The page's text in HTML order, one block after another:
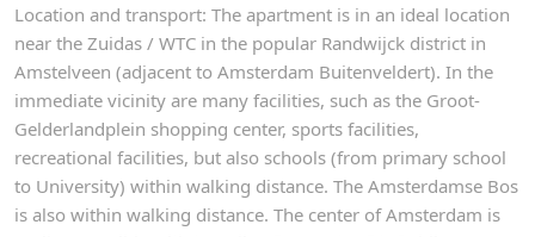
Location and transport: The apartment is in an ideal location
near the Zuidas / WTC in the popular Randwijck district in
Amstelveen (adjacent to Amsterdam Buitenveldert). In the
immediate vicinity are many facilities, such as the Groot-
Gelderlandplein shopping center, sports facilities,
recreational facilities, but also schools (from primary school
to University) within walking distance. The Amsterdamse Bos
is also within walking distance. The center of Amsterdam is